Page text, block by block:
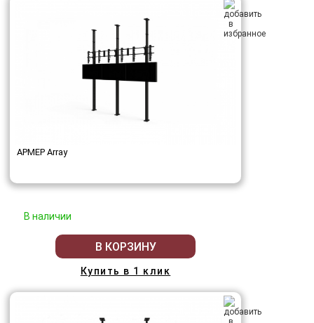
АРМЕР Array
В наличии
В КОРЗИНУ
Купить в 1 клик